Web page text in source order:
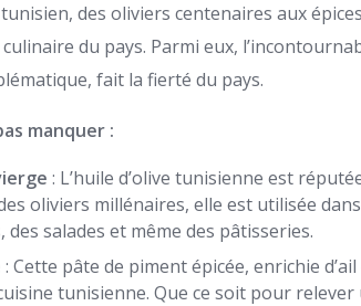
des oliviers centenaires aux
du pays. Parmi eux,
fait la fierté du pays.
manquer :
: L’huile d’olive tunisienne est
oliviers millénaires, elle est utilisée
des salades et même des pâtisseries.
: Cette pâte de piment épicée, enrichie
tunisienne. Que ce soit pour